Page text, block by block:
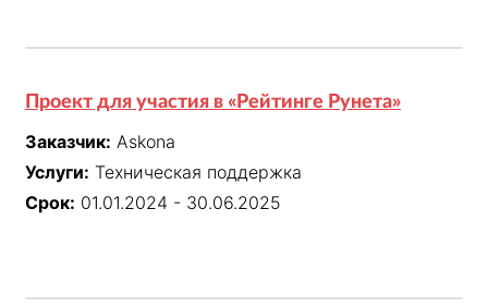
10 336 решено инцидентов в 2025
Снижение эскалации с 30% до 7% на команду
разработки
Проект для участия в «Рейтинге Рунета»
Заказчик: Askona
Услуги: Техническая поддержка
Срок: 01.01.2024 - 30.06.2025